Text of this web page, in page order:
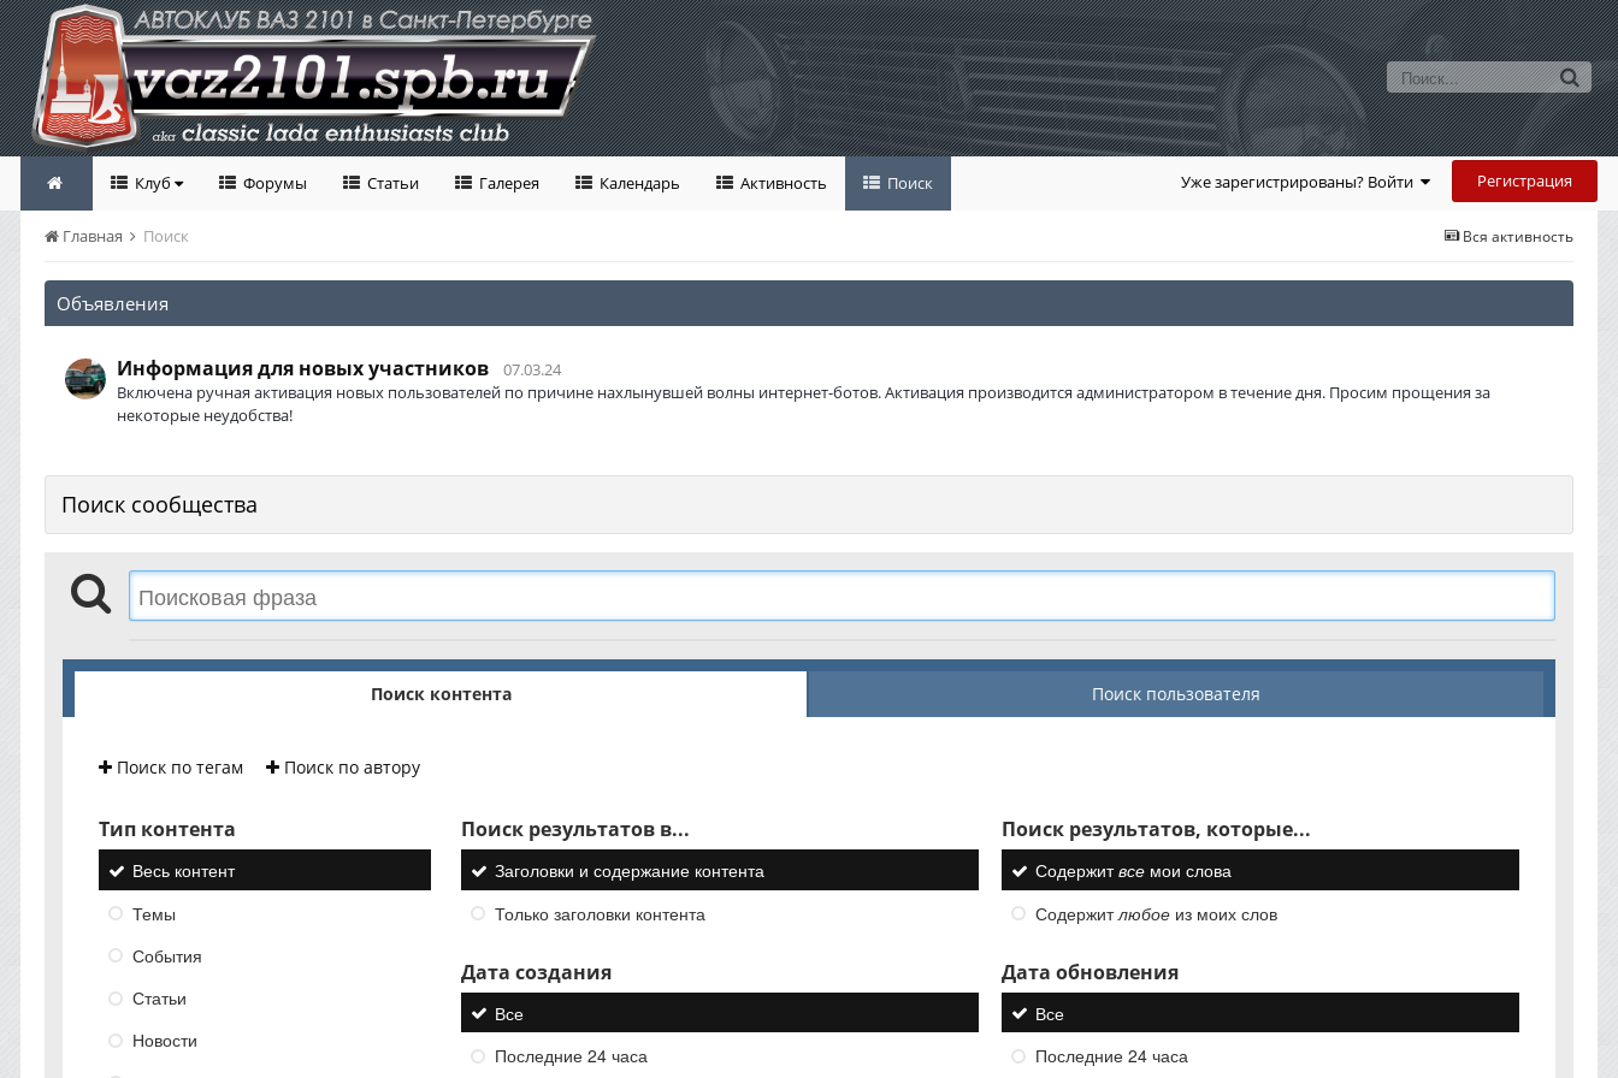
Уже зарегистрированы? Войти Регистрация
Клуб Форумы Статьи Галерея Календарь Активность Поиск
Вся активность
Главная Поиск
Объявления
Информация для новых участников
07.03.24
Включена ручная активация новых пользователей по причине нахлынувшей волны интернет-ботов. Активация производится администратором в течение дня. Просим прощения за
некоторые неудобства!
Поиск сообщества
Поиск контента Поиск пользователя
Поиск по тегам Поиск по автору
Тип контента
Весь контент
Темы
События
Статьи
Новости
Поиск результатов в...
Заголовки и содержание контента
Только заголовки контента
Поиск результатов, которые...
Содержитвсемои слова
Содержитлюбоеиз моих слов
Дата создания
Все
Последние 24 часа
Дата обновления
Все
Последние 24 часа